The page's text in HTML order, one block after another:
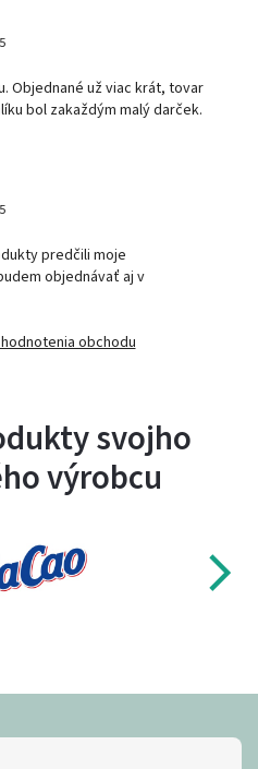
Objednané už viac krát, tovar
bol zakaždým malý darček.
predčili moje
objednávať aj v
obchodu
svojho
výrobcu